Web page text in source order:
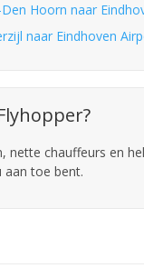
Hoorn naar
naar Eindhoven
nette chauffeurs en
toe bent.